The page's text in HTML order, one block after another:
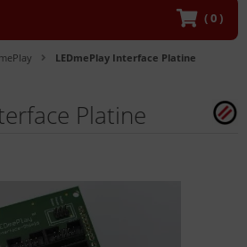
(0 )
LEDmePlay Interface Platine
Platine